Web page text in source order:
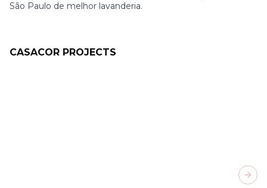
São Paulo de melhor lavanderia.
CASACOR PROJECTS